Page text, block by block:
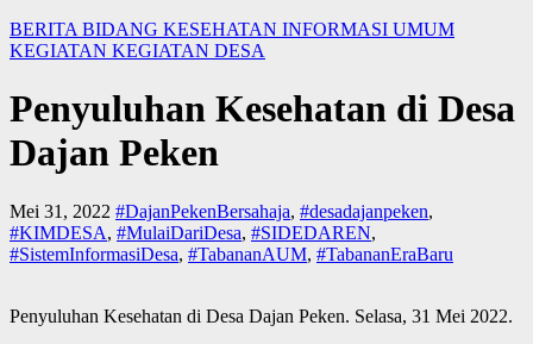
BERITA BIDANG KESEHATAN INFORMASI UMUM
KEGIATAN KEGIATAN DESA
Penyuluhan Kesehatan di Desa
Dajan Peken
Mei 31, 2022 #DajanPekenBersahaja, #desadajanpeken,
#KIMDESA, #MulaiDariDesa, #SIDEDAREN,
#SistemInformasiDesa, #TabananAUM, #TabananEraBaru
Penyuluhan Kesehatan di Desa Dajan Peken. Selasa, 31 Mei 2022.